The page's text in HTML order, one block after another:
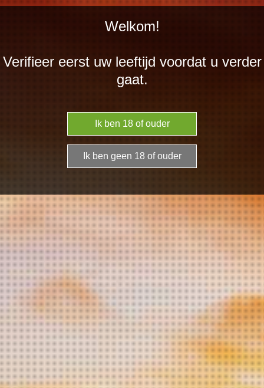
de
Spaanserosés
Bodegas Santa Cruz de Alpera, Almansa,
Spanje
Rosé Syrah, Albarroble
2023 Vol fruitige
aroma's
€ 7,95
Fruitige rosé met een zeer
Welkom!
Verifieer eerst uw leeftijd voordat u verder
gaat.